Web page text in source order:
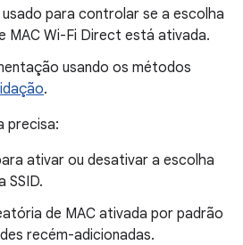
usado para controlar se a escolha
MAC Wi-Fi Direct está ativada.
usando os métodos
.
precisa:
ativar ou desativar a escolha
SSID.
de MAC ativada por padrão
recém-adicionadas.